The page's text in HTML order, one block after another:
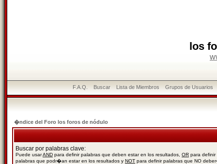
los
F.A.Q. Buscar Lista de Miembros Grupos de Usuarios
�ndice del Foro los foros de nódulo
Buscar por palabras clave:
Puede usarAND para definir palabras que deben estar en los resultados, OR para definir
palabras que podr�an estar en los resultados y NOT para definir palabras que NO